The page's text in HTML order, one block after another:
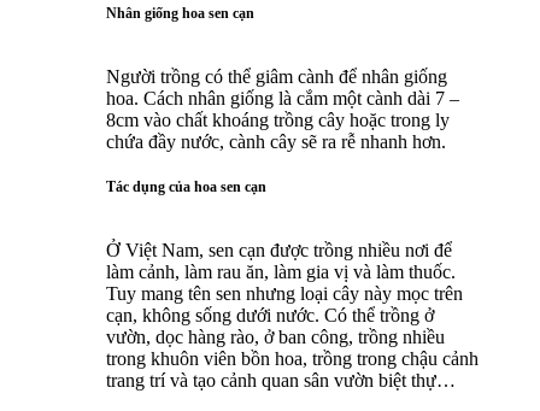
Nhân giống hoa sen cạn
Người trồng có thể giâm cành để nhân giống
hoa. Cách nhân giống là cắm một cành dài 7 –
8cm vào chất khoáng trồng cây hoặc trong ly
chứa đầy nước, cành cây sẽ ra rễ nhanh hơn.
Tác dụng của hoa sen cạn
Ở Việt Nam, sen cạn được trồng nhiều nơi để
làm cảnh, làm rau ăn, làm gia vị và làm thuốc.
Tuy mang tên sen nhưng loại cây này mọc trên
cạn, không sống dưới nước. Có thể trồng ở
vườn, dọc hàng rào, ở ban công, trồng nhiều
trong khuôn viên bồn hoa, trồng trong chậu cảnh
trang trí và tạo cảnh quan sân vườn biệt thự…